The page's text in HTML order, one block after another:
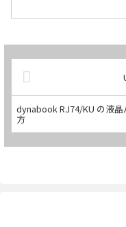
dynabook RJ74/KU の液晶
方